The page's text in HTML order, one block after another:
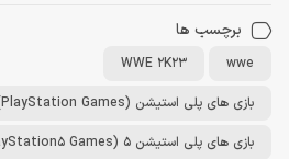
برچسب ها
wwe
WWE 2K23
بازی های پلی استیشن (PlayStation Games)
بازی های پلی استیشن 5 (PlayStation5 Games)